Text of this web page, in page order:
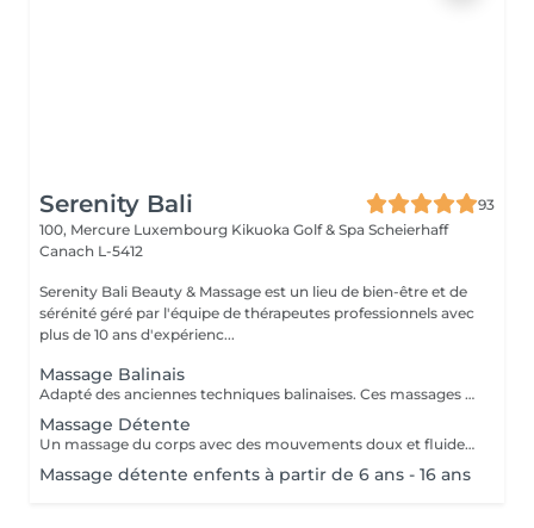
Serenity Bali
93
100, Mercure Luxembourg Kikuoka Golf & Spa Scheierhaff
Canach L-5412
Serenity Bali Beauty & Massage est un lieu de bien-être et de
sérénité géré par l'équipe de thérapeutes professionnels avec
plus de 10 ans d'expérienc...
Massage Balinais
Adapté des anciennes techniques balinaises. Ces massages des tissus profonds soulagent les tensions corporelles et favorisent de meilleurs habitudes de sommeil.
Massage Détente
Un massage du corps avec des mouvements doux et fluides. Utile pour rajeunir la peau, soulager les tensions et le stress, éclaircir l'esprit et favoriser la circulation sanguine.
Massage détente enfents à partir de 6 ans - 16 ans